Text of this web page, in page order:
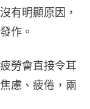
有明顯原因，
作。
勞會直接令耳
慮、疲倦，兩